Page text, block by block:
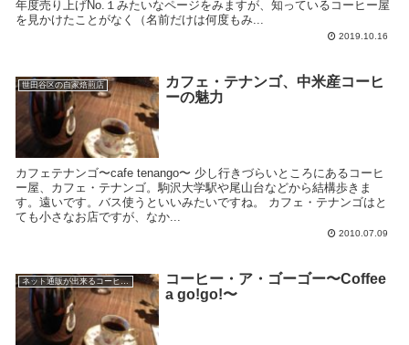
年度売り上げNo.１みたいなページをみますが、知っているコーヒー屋
を見かけたことがなく（名前だけは何度もみ...
2019.10.16
世田谷区の自家焙煎店
カフェ・テナンゴ、中米産コーヒ
ーの魅力
カフェテナンゴ〜cafe tenango〜 少し行きづらいところにあるコーヒ
ー屋、カフェ・テナンゴ。駒沢大学駅や尾山台などから結構歩きま
す。遠いです。バス使うといいみたいですね。 カフェ・テナンゴはと
ても小さなお店ですが、なか...
2010.07.09
ネット通販が出来るコーヒー屋
コーヒー・ア・ゴーゴー〜Coffee
a go!go!〜